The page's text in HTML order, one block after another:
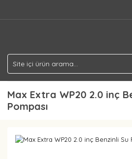
Max Extra WP20 2.0 inç
Pompası